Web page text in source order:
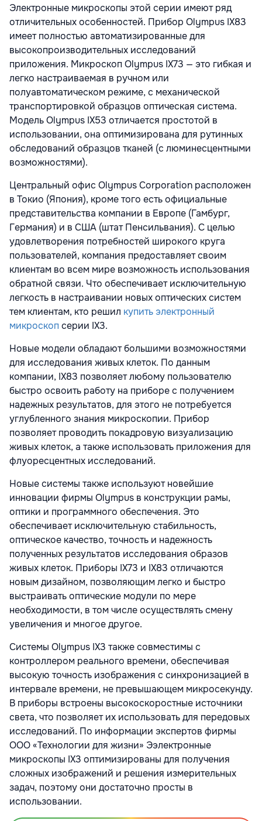
Электронные микроскопы этой серии имеют ряд
отличительных особенностей. Прибор Olympus IX83
имеет полностью автоматизированные для
высокопроизводительных исследований
приложения. Микроскоп Olympus IX73 — это гибкая и
легко настраиваемая в ручном или
полуавтоматическом режиме, с механической
транспортировкой образцов оптическая система.
Модель Olympus IX53 отличается простотой в
использовании, она оптимизирована для рутинных
обследований образцов тканей (с люминесцентными
возможностями).
Центральный офис Olympus Corporation расположен
в Токио (Япония), кроме того есть официальные
представительства компании в Европе (Гамбург,
Германия) и в США (штат Пенсильвания). С целью
удовлетворения потребностей широкого круга
пользователей, компания предоставляет своим
клиентам во всем мире возможность использования
обратной связи. Что обеспечивает исключительную
легкость в настраивании новых оптических систем
тем клиентам, кто решил купить электронный
микроскоп серии IX3.
Новые модели обладают большими возможностями
для исследования живых клеток. По данным
компании, IX83 позволяет любому пользователю
быстро освоить работу на приборе с получением
надежных результатов, для этого не потребуется
углубленного знания микроскопии. Прибор
позволяет проводить покадровую визуализацию
живых клеток, а также использовать приложения для
флуоресцентных исследований.
Новые системы также используют новейшие
инновации фирмы Olympus в конструкции рамы,
оптики и программного обеспечения. Это
обеспечивает исключительную стабильность,
оптическое качество, точность и надежность
полученных результатов исследования образов
живых клеток. Приборы IX73 и IX83 отличаются
новым дизайном, позволяющим легко и быстро
выстраивать оптические модули по мере
необходимости, в том числе осуществлять смену
увеличения и многое другое.
Системы Olympus IX3 также совместимы с
контроллером реального времени, обеспечивая
высокую точность изображения с синхронизацией в
интервале времени, не превышающем микросекунду.
В приборы встроены высокоскоростные источники
света, что позволяет их использовать для передовых
исследований. По информации экспертов фирмы
ООО «Технологии для жизни» Ээлектронные
микроскопы IX3 оптимизированы для получения
сложных изображений и решения измерительных
задач, поэтому они достаточно просты в
использовании.